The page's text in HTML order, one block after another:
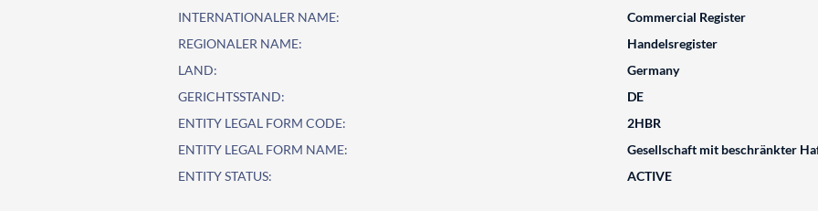
INTERNATIONALER NAME:
Commercial Register
REGIONALER NAME:
Handelsregister
LAND:
Germany
GERICHTSSTAND:
DE
ENTITY LEGAL FORM CODE:
2HBR
ENTITY LEGAL FORM NAME:
Gesellschaft mit beschränkter
ENTITY STATUS:
ACTIVE